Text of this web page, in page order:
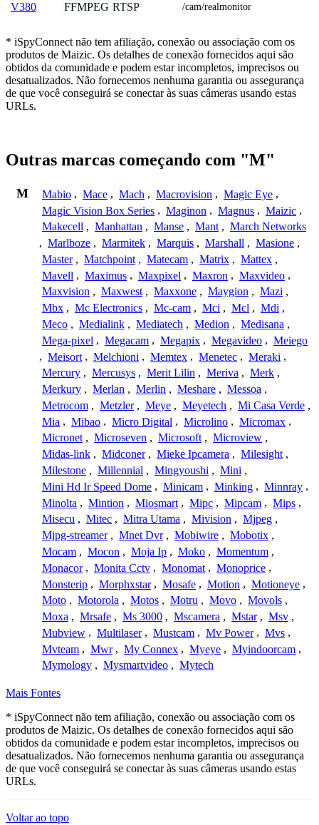
V380 FFMPEG RTSP /cam/realmonitor
* iSpyConnect não tem afiliação, conexão ou associação com os
produtos de Maizic. Os detalhes de conexão fornecidos aqui são
obtidos da comunidade e podem estar incompletos, imprecisos ou
desatualizados. Não fornecemos nenhuma garantia ou assegurança
de que você conseguirá se conectar às suas câmeras usando estas
URLs.
Outras marcas começando com "M"
M Mabio , Mace , Mach , Macrovision , Magic Eye ,
Magic Vision Box Series , Maginon , Magnus , Maizic ,
Makecell , Manhattan , Manse , Mant , March Networks
, Marlboze , Marmitek , Marquis , Marshall , Masione ,
Master , Matchpoint , Matecam , Matrix , Mattex ,
Mavell , Maximus , Maxpixel , Maxron , Maxvideo ,
Maxvision , Maxwest , Maxxone , Maygion , Mazi ,
Mbx , Mc Electronics , Mc-cam , Mci , Mcl , Mdi ,
Meco , Medialink , Mediatech , Medion , Medisana ,
Mega-pixel , Megacam , Megapix , Megavideo , Meiego
, Meisort , Melchioni , Memtex , Menetec , Meraki ,
Mercury , Mercusys , Merit Lilin , Meriva , Merk ,
Merkury , Merlan , Merlin , Meshare , Messoa ,
Metrocom , Metzler , Meye , Meyetech , Mi Casa Verde ,
Mia , Mibao , Micro Digital , Microlino , Micromax ,
Micronet , Microseven , Microsoft , Microview ,
Midas-link , Midconer , Mieke Ipcamera , Milesight ,
Milestone , Millennial , Mingyoushi , Mini ,
Mini Hd Ir Speed Dome , Minicam , Minking , Minnray ,
Minolta , Mintion , Miosmart , Mipc , Mipcam , Mips ,
Misecu , Mitec , Mitra Utama , Mivision , Mjpeg ,
Mjpg-streamer , Mnet Dvr , Mobiwire , Mobotix ,
Mocam , Mocon , Moja Ip , Moko , Momentum ,
Monacor , Monita Cctv , Monomat , Monoprice ,
Monsterip , Morphxstar , Mosafe , Motion , Motioneye ,
Moto , Motorola , Motos , Motru , Movo , Movols ,
Moxa , Mrsafe , Ms 3000 , Mscamera , Mstar , Msv ,
Mubview , Multilaser , Mustcam , Mv Power , Mvs ,
Mvteam , Mwr , My Connex , Myeye , Myindoorcam ,
Mymology , Mysmartvideo , Mytech
Mais Fontes
* iSpyConnect não tem afiliação, conexão ou associação com os
produtos de Maizic. Os detalhes de conexão fornecidos aqui são
obtidos da comunidade e podem estar incompletos, imprecisos ou
desatualizados. Não fornecemos nenhuma garantia ou assegurança
de que você conseguirá se conectar às suas câmeras usando estas
URLs.
Voltar ao topo